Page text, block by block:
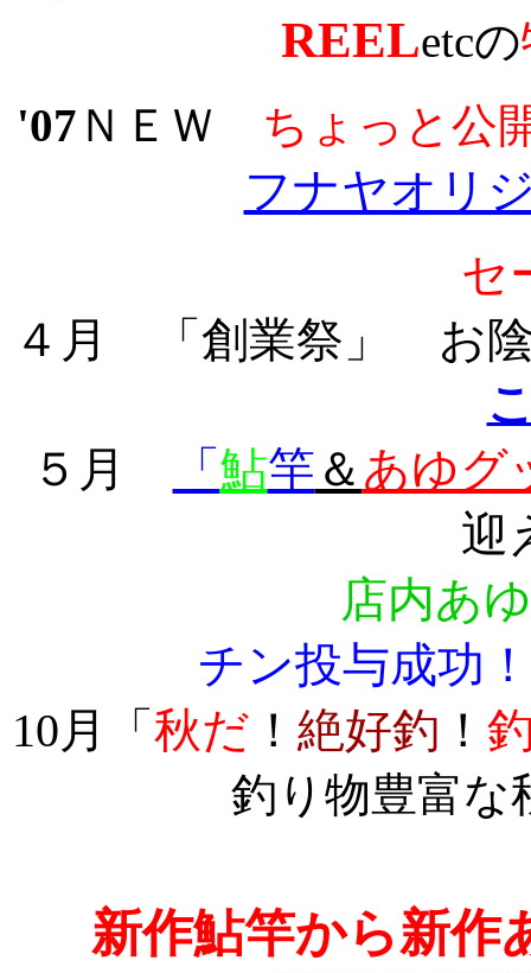
REELetcの
'07 ＮＥＷ ちょっと公
フナヤオリ
セ
４月
「創業祭」 お
５月 「 鮎竿 ＆ あゆグ
迎
店内あ
チン投与成功！
10月「 秋だ ！ 絶好釣 ！
釣り物豊富な
新作鮎竿から新作